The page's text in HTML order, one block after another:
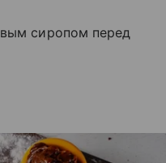
сиропом перед